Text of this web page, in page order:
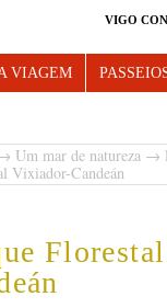
VIGO
VIAGEM
Um mar de natureza →
Vixiador-Candeán